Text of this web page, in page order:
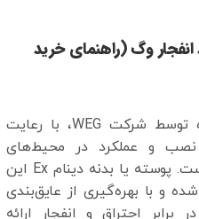
وگ (راهنمای خرید
الکتروموتور ضدانفجار ارائه شده توسط شرکت WEG، با رعایت
نصب و عملکرد در محیط‌های
اشتعال‌زا و پرخطر طراحی شده است. پوسته یا بدنه دینام Ex این
و با بهره‌گیری از عایق‌بندی
برابر احتراق و انفجار ارائه